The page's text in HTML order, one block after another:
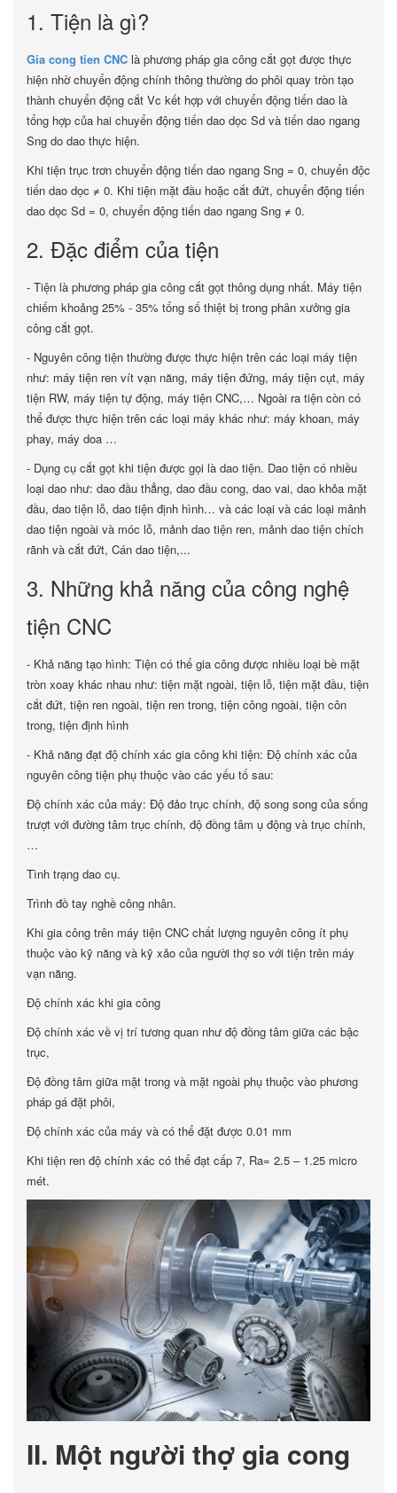
1. Tiện là gì?
Gia cong tien CNC là phương pháp gia công cắt gọt được thực
hiện nhờ chuyển động chính thông thường do phôi quay tròn tạo
thành chuyển động cắt Vc kết hợp với chuyển động tiến dao là
tổng hợp của hai chuyển động tiến dao dọc Sd và tiến dao ngang
Sng do dao thực hiện.
Khi tiện trục trơn chuyển động tiến dao ngang Sng = 0, chuyển độc
tiến dao dọc ≠ 0. Khi tiện mặt đầu hoặc cắt đứt, chuyển động tiến
dao dọc Sd = 0, chuyển động tiến dao ngang Sng ≠ 0.
2. Đặc điểm của tiện
- Tiện là phương pháp gia công cắt gọt thông dụng nhất. Máy tiện
chiếm khoảng 25% - 35% tổng số thiệt bị trong phân xưởng gia
công cắt gọt.
- Nguyên công tiện thường được thực hiện trên các loại máy tiện
như: máy tiện ren vít vạn năng, máy tiện đứng, máy tiện cụt, máy
tiện RW, máy tiện tự động, máy tiện CNC,… Ngoài ra tiện còn có
thể được thực hiện trên các loại máy khác như: máy khoan, máy
phay, máy doa …
- Dụng cụ cắt gọt khi tiện được gọi là dao tiện. Dao tiện có nhiều
loại dao như: dao đầu thẳng, dao đầu cong, dao vai, dao khỏa mặt
đầu, dao tiện lỗ, dao tiện định hình… và các loại và các loại mảnh
dao tiện ngoài và móc lỗ, mảnh dao tiện ren, mảnh dao tiện chích
rãnh và cắt đứt, Cán dao tiện,...
3. Những khả năng của công nghệ
tiện CNC
- Khả năng tạo hình: Tiện có thể gia công được nhiều loại bề mặt
tròn xoay khác nhau như: tiện mặt ngoài, tiện lỗ, tiện mặt đầu, tiện
cắt đứt, tiện ren ngoài, tiện ren trong, tiện công ngoài, tiện côn
trong, tiện định hình
- Khả năng đạt độ chính xác gia công khi tiện: Độ chính xác của
nguyên công tiện phụ thuộc vào các yếu tố sau:
Độ chính xác của máy: Độ đảo trục chính, độ song song của sống
trượt với đường tâm trục chính, độ đồng tâm ụ động và trục chính,
…
Tình trạng dao cụ.
Trình đồ tay nghề công nhân.
Khi gia công trên máy tiện CNC chất lượng nguyên công ít phụ
thuộc vào kỹ năng và kỹ xảo của người thợ so với tiện trên máy
vạn năng.
Độ chính xác khi gia công
Độ chính xác về vị trí tương quan như độ đồng tâm giữa các bậc
trục,
Độ đồng tâm giữa mặt trong và mặt ngoài phụ thuộc vào phương
pháp gá đặt phôi,
Độ chính xác của máy và có thể đặt được 0.01 mm
Khi tiện ren độ chính xác có thể đạt cấp 7, Ra= 2.5 – 1.25 micro
mét.
II. Một người thợ gia cong